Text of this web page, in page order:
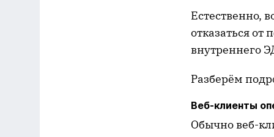
Естественно,
отказаться от
внутреннего
Разберём
Веб-клиенты
Обычно веб-